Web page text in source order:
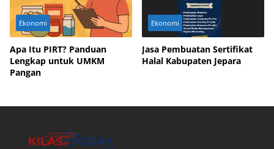
Ekonomi
Apa Itu PIRT? Panduan
Lengkap untuk UMKM
Pangan
Ekonomi
Jasa Pembuatan Sertifikat
Halal Kabupaten Jepara